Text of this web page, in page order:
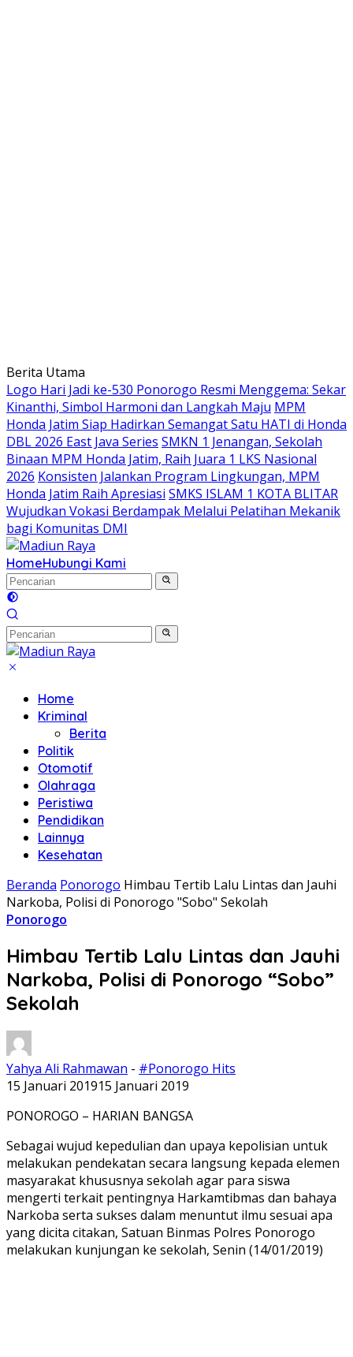
Langsung
ke
konten
Berita Utama
Logo Hari Jadi ke-530 Ponorogo Resmi Menggema: Sekar
Kinanthi, Simbol Harmoni dan Langkah Maju MPM
Honda Jatim Siap Hadirkan Semangat Satu HATI di Honda
DBL 2026 East Java Series SMKN 1 Jenangan, Sekolah
Binaan MPM Honda Jatim, Raih Juara 1 LKS Nasional
2026 Konsisten Jalankan Program Lingkungan, MPM
Honda Jatim Raih Apresiasi SMKS ISLAM 1 KOTA BLITAR
Wujudkan Vokasi Berdampak Melalui Pelatihan Mekanik
bagi Komunitas DMI
HomeHubungi Kami
Home
Kriminal
Berita
Politik
Otomotif
Olahraga
Peristiwa
Pendidikan
Lainnya
Kesehatan
Beranda Ponorogo Himbau Tertib Lalu Lintas dan Jauhi
Narkoba, Polisi di Ponorogo "Sobo" Sekolah
Ponorogo
Himbau Tertib Lalu Lintas dan Jauhi
Narkoba, Polisi di Ponorogo “Sobo”
Sekolah
Yahya Ali Rahmawan - #Ponorogo Hits
15 Januari 201915 Januari 2019
PONOROGO – HARIAN BANGSA
Sebagai wujud kepedulian dan upaya kepolisian untuk
melakukan pendekatan secara langsung kepada elemen
masyarakat khususnya sekolah agar para siswa
mengerti terkait pentingnya Harkamtibmas dan bahaya
Narkoba serta sukses dalam menuntut ilmu sesuai apa
yang dicita citakan, Satuan Binmas Polres Ponorogo
melakukan kunjungan ke sekolah, Senin (14/01/2019)